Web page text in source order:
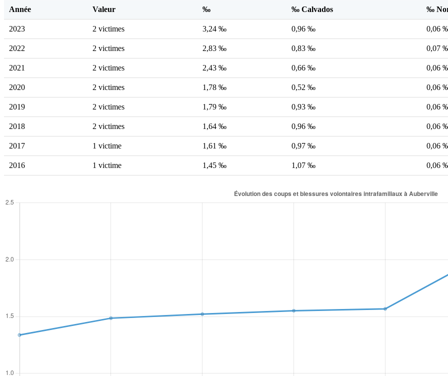
Année Valeur ‰ ‰ Calvados ‰
2023 2 victimes 3,24 ‰ 0,96 ‰ 0,06
2022 2 victimes 2,83 ‰ 0,83 ‰ 0,07
2021 2 victimes 2,43 ‰ 0,66 ‰ 0,06
2020 2 victimes 1,78 ‰ 0,52 ‰ 0,06
2019 2 victimes 1,79 ‰ 0,93 ‰ 0,06
2018 2 victimes 1,64 ‰ 0,96 ‰ 0,06
2017 1 victime 1,61 ‰ 0,97 ‰ 0,06
2016 1 victime 1,45 ‰ 1,07 ‰ 0,06